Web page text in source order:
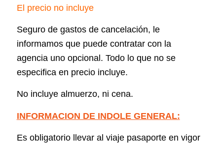
El precio no incluye
Seguro de gastos de cancelación, le
informamos que puede contratar con la
agencia uno opcional. Todo lo que no se
especifica en precio incluye.
No incluye almuerzo, ni cena.
INFORMACION DE INDOLE GENERAL:
Es obligatorio llevar al viaje pasaporte en vigor